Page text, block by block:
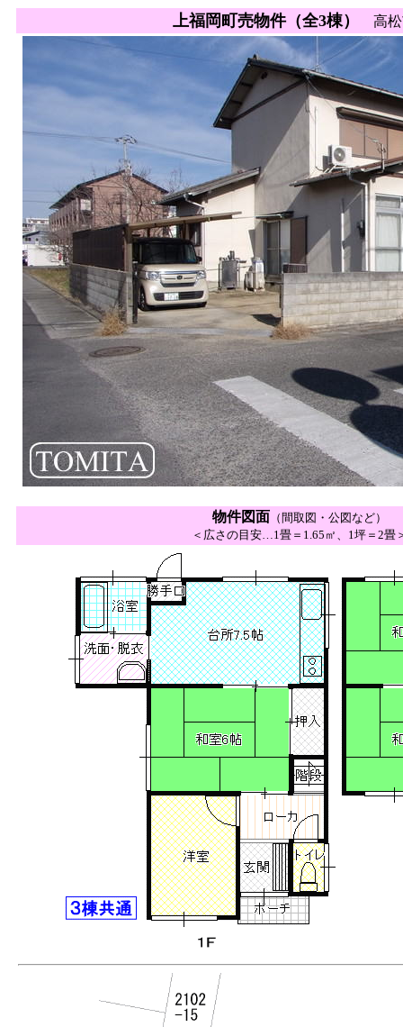
上福岡町売物件（全3棟） 高松
物件図面 （間取図・公図など）
＜広さの目安…1畳＝1.65㎡、1坪＝2畳